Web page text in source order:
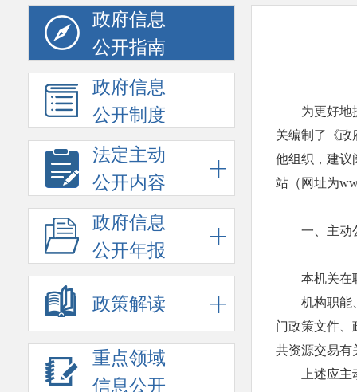
政府信息
公开指南
政府信息
公开制度
法定主动
公开内容
政府信息
公开年报
政策解读
重点领域
信息公开
为更好地
关编制了《政
他组织，建议
站（网址为
一、主动
本机关在
机构职能
门政策文件、
共资源交易有
上述应